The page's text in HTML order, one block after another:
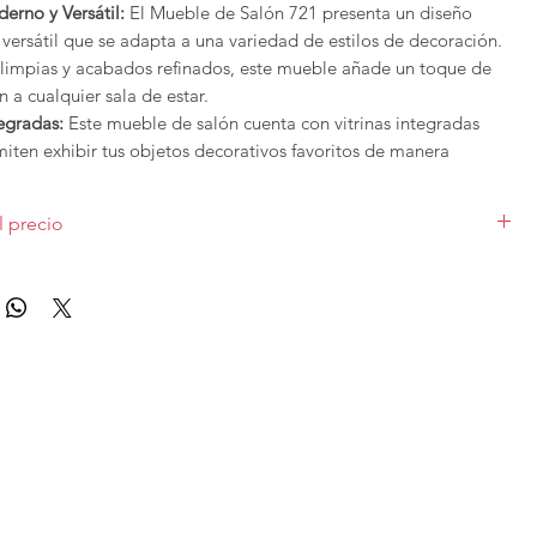
y Versátil: El Mueble de Salón 721 presenta un diseño
que se adapta a una variedad de estilos de decoración.
y acabados refinados, este mueble añade un toque de
a cualquier sala de estar.
Este mueble de salón cuenta con vitrinas integradas
exhibir tus objetos decorativos favoritos de manera
Inteligente:
Además de las vitrinas, el Mueble
de manera eficiente y mantener tu sala de estar
precio
natural y/o lacado. Las diferentes medidas y acabados varían el